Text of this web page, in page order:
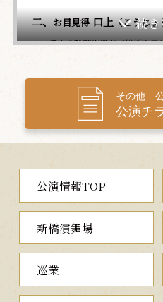
二、お目見得口上（こうじょ
出演する幹部俳優がご挨拶を申
三、神の鳥（こうのとり）
幸せを運ぶという霊鳥“こうのと
の舞踊劇
っていました。
出石神社の社頭では、満祐の天
使いとされる“こうのとり”が捕え
されたのでした。
まだ幼い子どもの“こうのとり”
ちが鳥籠を取り囲むと、突然辺り
その他
公演チ
公演情報TOP
新橋演舞場
巡業